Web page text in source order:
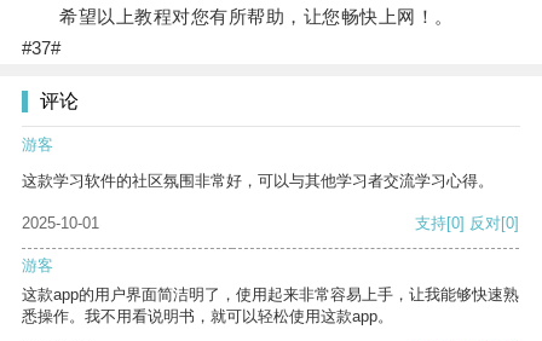
希望以上教程对您有所帮助，让您畅快上网！。
#37#
评论
游客
这款学习软件的社区氛围非常好，可以与其他学习者交流学习心得。
2025-10-01 支持[0] 反对[0]
游客
这款app的用户界面简洁明了，使用起来非常容易上手，让我能够快速熟
悉操作。我不用看说明书，就可以轻松使用这款app。